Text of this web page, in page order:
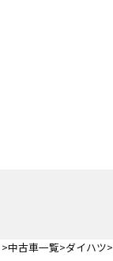
中古車一覧 ダイハツ